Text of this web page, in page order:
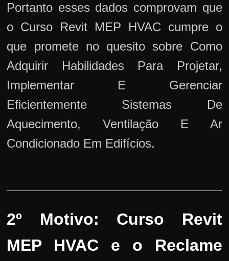
Portanto esses dados comprovam que
o Curso Revit MEP HVAC cumpre o
que promete no quesito sobre Como
Adquirir Habilidades Para Projetar,
Implementar E Gerenciar
Eficientemente Sistemas De
Aquecimento, Ventilação E Ar
Condicionado Em Edifícios.
2º Motivo: Curso Revit
MEP HVAC e o Reclame